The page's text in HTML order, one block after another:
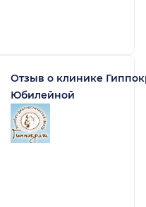
Отзыв о клинике
Юбилейной